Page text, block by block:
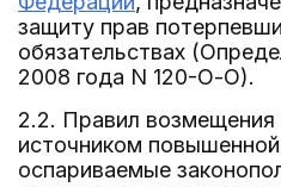
защиту прав
обязательствах
2008 года N 120-О-О).
2.2. Правил возмещения
источником
оспариваемые